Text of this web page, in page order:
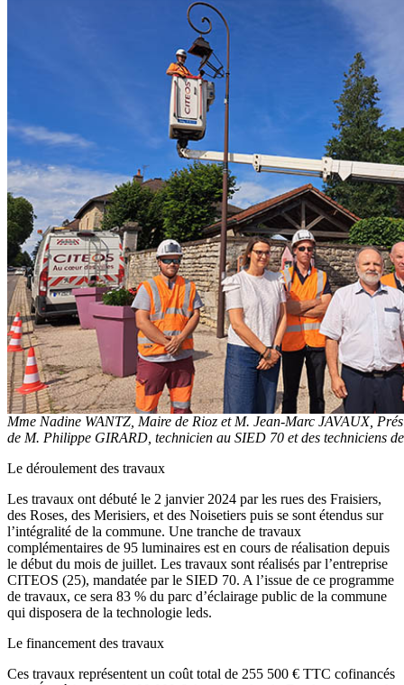
Mme Nadine WANTZ, Maire de Rioz et M. Jean-Marc JAVAUX,
de M. Philippe GIRARD, technicien au SIED 70 et des techniciens
Le déroulement des travaux
Les travaux ont débuté le 2 janvier 2024 par les rues des Fraisiers,
des Roses, des Merisiers, et des Noisetiers puis se sont étendus sur
l’intégralité de la commune. Une tranche de travaux
complémentaires de 95 luminaires est en cours de réalisation depuis
le début du mois de juillet. Les travaux sont réalisés par l’entreprise
CITEOS (25), mandatée par le SIED 70. A l’issue de ce programme
de travaux, ce sera 83 % du parc d’éclairage public de la commune
qui disposera de la technologie leds.
Le financement des travaux
Ces travaux représentent un coût total de 255 500 € TTC cofinancés